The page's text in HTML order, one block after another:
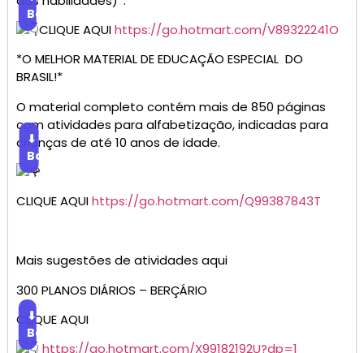
Baixar
CLIQUE AQUIhttps://go.hotmart.com/V89322241O
*O MELHOR MATERIAL DE EDUCAÇÃO ESPECIAL DO
BRASIL!*
O material completo contém mais de 850 páginas
com atividades para alfabetização, indicadas para
crianças de até 10 anos de idade.
⬇
Baixar
CLIQUE AQUIhttps://go.hotmart.com/Q99387843T
Mais sugestões de atividades aqui
300 PLANOS DIÁRIOS – BERÇÁRIO
CLIQUE AQUI
⬇
Baixar
https://go.hotmart.com/X99182192U?dp=1